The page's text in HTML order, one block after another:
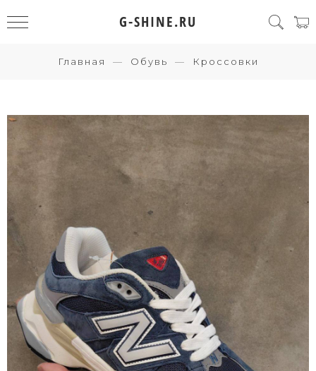
G-SHINE.RU
Главная Обувь Кроссовки